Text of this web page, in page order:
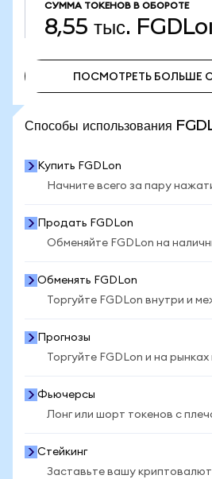
СУММА ТОКЕНОВ В ОБОРОТЕ
8,55 тыс.
ПОСМОТРЕТЬ БОЛЬШЕ
Способы использования
Купить FGDLon
Начните всего за пару
Продать FGDLon
Обменяйте FGDLon на
Обменять FGDLon
Торгуйте FGDLon внутри и
Прогнозы
Торгуйте FGDLon и на
Фьючерсы
Лонг или шорт токенов с
Стейкинг
Заставьте вашу